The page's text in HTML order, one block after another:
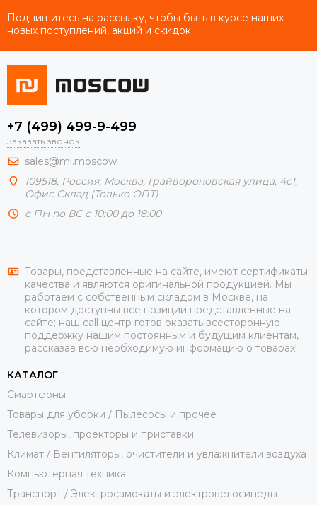
Подпишитесь на рассылку, чтобы быть в курсе наших
новых поступлений, акций и скидок.
+7 (499) 499-9-499
Заказать звонок
sales@mi.moscow
109518, Россия, Москва, Грайвороновская улица, 4с1,
Офис Склад (Только ОПТ)
с ПН по ВС с 10:00 до 18:00
Товары, представленные на сайте, имеют сертификаты
качества и являются оригинальной продукцией. Мы
работаем с собственным складом в Москве, на
котором доступны все позиции представленные на
сайте; наш call центр готов оказать всесторонную
поддержку нашим постоянным и будущим клиентам,
рассказав всю необходимую информацию о товарах!
КАТАЛОГ
Смартфоны
Товары для уборки / Пылесосы и прочее
Телевизоры, проекторы и приставки
Климат / Вентиляторы, очистители и увлажнители воздуха
Компьютерная техника
Транспорт / Электросамокаты и электровелосипеды